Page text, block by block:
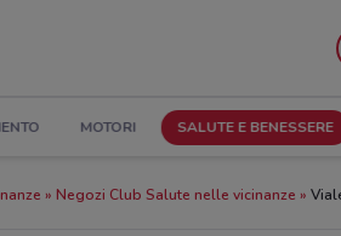
MOTORI SALUTE E BENESSERE
Negozi Club Salute nelle vicinanze